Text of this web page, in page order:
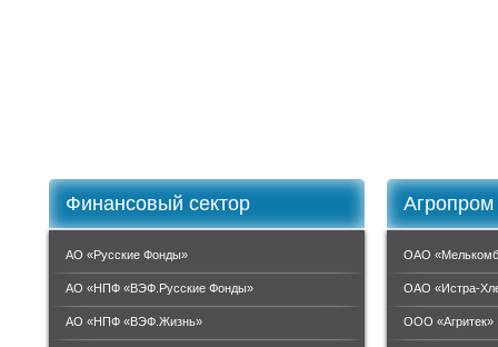
Финансовый сектор
АО «Русские Фонды»
АО «НПФ «ВЭФ.Русские Фонды»
АО «НПФ «ВЭФ.Жизнь»
Агропром
ОАО
ОАО «Истра-
ООО «Агритек»